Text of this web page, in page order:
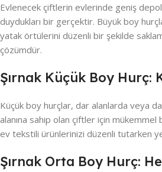
Evlenecek çiftlerin evlerinde geniş
duydukları bir gerçektir. Büyük boy
yatak örtülerini düzenli bir şekilde
çözümdür.
Şırnak Küçük Boy Hurç:
Küçük boy hurçlar, dar alanlarda veya
alanına sahip olan çiftler için
ev tekstili ürünlerinizi düzenli tutarken
Şırnak Orta Boy Hurç: